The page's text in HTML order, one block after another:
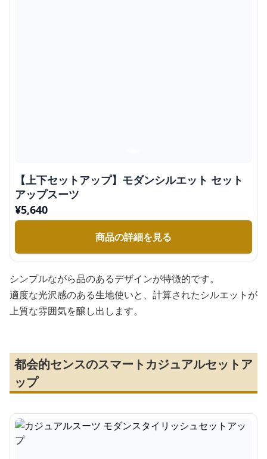
【上下セットアップ】モダンシルエット セット
アップスーツ
¥5,640
商品の詳細を見る
シンプルながら品のあるデザインが特徴的です。
適度な光沢感のある生地使いと、計算されたシルエットが
上質な雰囲気を醸し出します。
都会的センスのスマートカジュアルセットア
ップ